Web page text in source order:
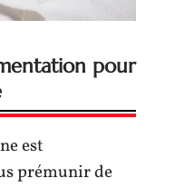
pour
est
prémunir de